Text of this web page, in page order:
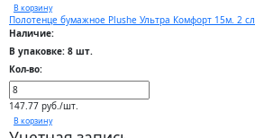
В корзину
Полотенце бумажное Plushe Ультра Комфорт 15м. 2
Наличие:
В упаковке: 8 шт.
Кол-во:
147.77 руб./шт.
В корзину